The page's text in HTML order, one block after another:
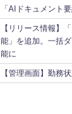
「AIドキュメント
【リリース情報】
能」を追加。一括
能に
【管理画面】勤務